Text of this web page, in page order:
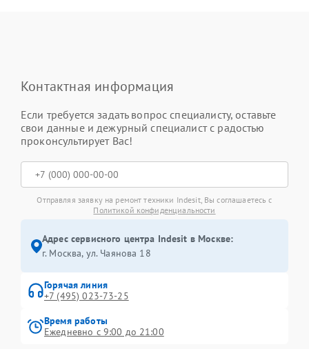
Контактная информация
Если требуется задать вопрос специалисту, оставьте
свои данные и дежурный специалист с радостью
проконсультирует Вас!
Отправляя заявку на ремонт техники Indesit, Вы соглашаетесь с
Политикой конфиденциальности
Адрес сервисного центра Indesit в Москве:
г. Москва, ул. Чаянова 18
Горячая линия
+7 (495) 023-73-25
Время работы
Ежедневно с 9:00 до 21:00